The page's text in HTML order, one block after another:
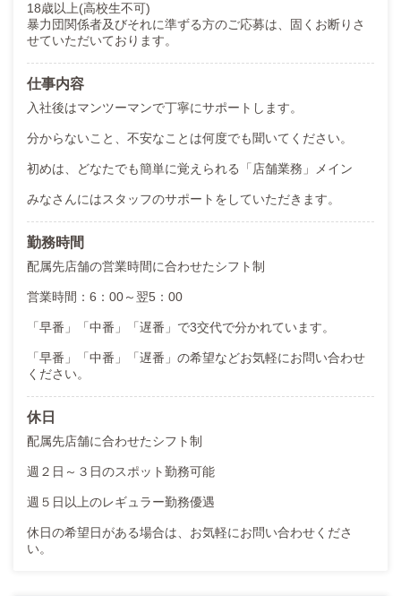
18歳以上(高校生不可)
暴力団関係者及びそれに準ずる方のご応募は、固くお断りさ
せていただいております。
仕事内容
入社後はマンツーマンで丁寧にサポートします。
分からないこと、不安なことは何度でも聞いてください。
初めは、どなたでも簡単に覚えられる「店舗業務」メイン
みなさんにはスタッフのサポートをしていただきます。
勤務時間
配属先店舗の営業時間に合わせたシフト制
営業時間：6：00～翌5：00
「早番」「中番」「遅番」で3交代で分かれています。
「早番」「中番」「遅番」の希望などお気軽にお問い合わせ
ください。
休日
配属先店舗に合わせたシフト制
週２日～３日のスポット勤務可能
週５日以上のレギュラー勤務優遇
休日の希望日がある場合は、お気軽にお問い合わせくださ
い。